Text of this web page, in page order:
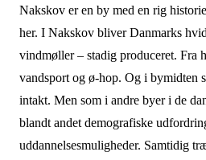
Nakskov er en by med en rig
her. I Nakskov bliver Danmarks
vindmøller – stadig produceret. Fra
vandsport og ø-hop. Og i bymidten
intakt. Men som i andre byer i de
blandt andet demografiske
uddannelsesmuligheder. Samtidig